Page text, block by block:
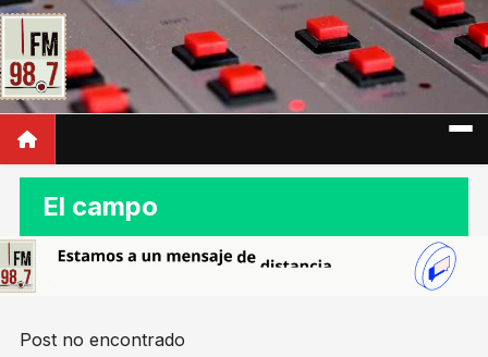
El campo
Post no encontrado